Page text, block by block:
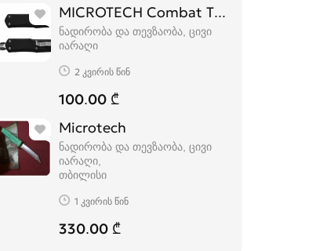
MICROTECH Combat Troodon დანა
ნადირობა და თევზაობა, ცივი
იარაღი
2 კვირის წინ
100.00 ₾
Microtech
ნადირობა და თევზაობა, ცივი
იარაღი
თბილისი
1 კვირის წინ
330.00 ₾